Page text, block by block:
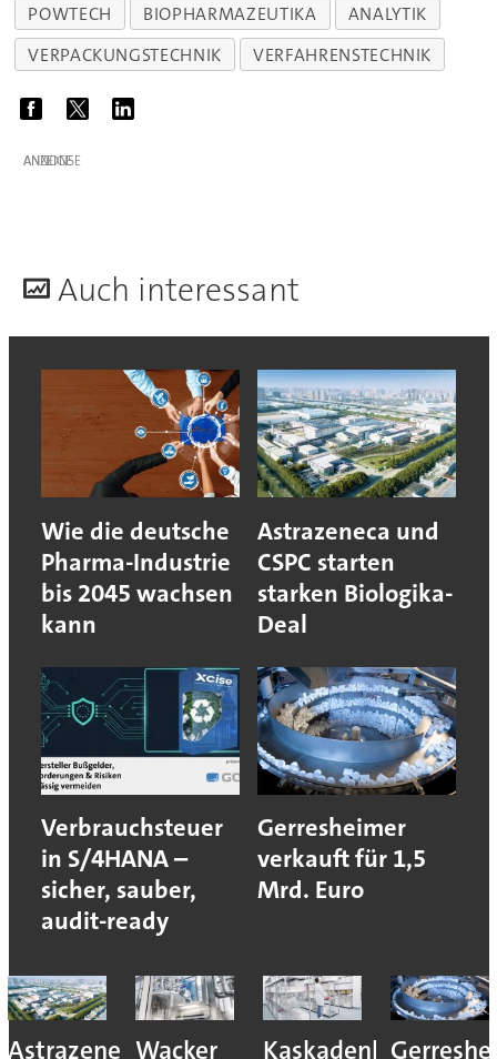
POWTECH BIOPHARMAZEUTIKA
ANALYTIK
VERPACKUNGSTECHNIK
VERFAHRENSTECHNIK
ANZEIGE
Auch interessant
Wie die deutsche
Pharma-Industrie
bis 2045 wachsen
kann
Astrazeneca und
CSPC starten
starken Biologika-
Deal
Verbrauchsteuer
in S/4HANA –
sicher, sauber,
audit-ready
Gerresheimer
verkauft für 1,5
Mrd. Euro
AstrazenecaWacker Kaskadenkonzept